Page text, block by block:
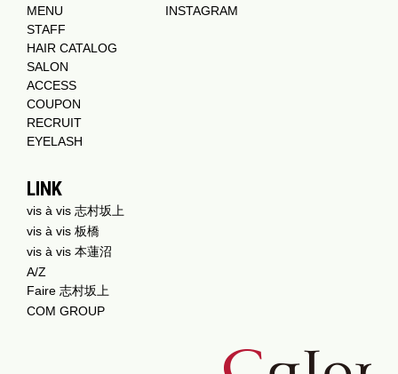
MENU
STAFF
HAIR CATALOG
SALON
ACCESS
COUPON
RECRUIT
EYELASH
INSTAGRAM
LINK
vis à vis 志村坂上
vis à vis 板橋
vis à vis 本蓮沼
A/Z
Faire 志村坂上
COM GROUP